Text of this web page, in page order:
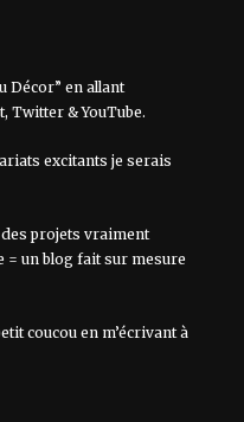
Décor” en allant
, Twitter&YouTube.
excitants je serais
projets vraiment
un blog fait sur mesure
coucou en m’écrivant à